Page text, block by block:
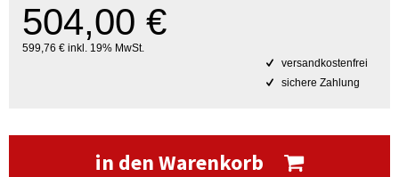
504,00 €
599,76 € inkl. 19% MwSt.
versandkostenfrei
sichere Zahlung
in den Warenkorb